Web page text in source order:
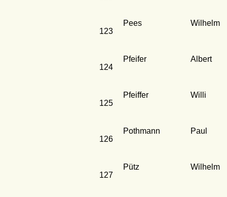
123
Pees Wilhelm
124
Pfeifer Albert
125
Pfeiffer Willi
126
Pothmann Paul
127
Pütz Wilhelm